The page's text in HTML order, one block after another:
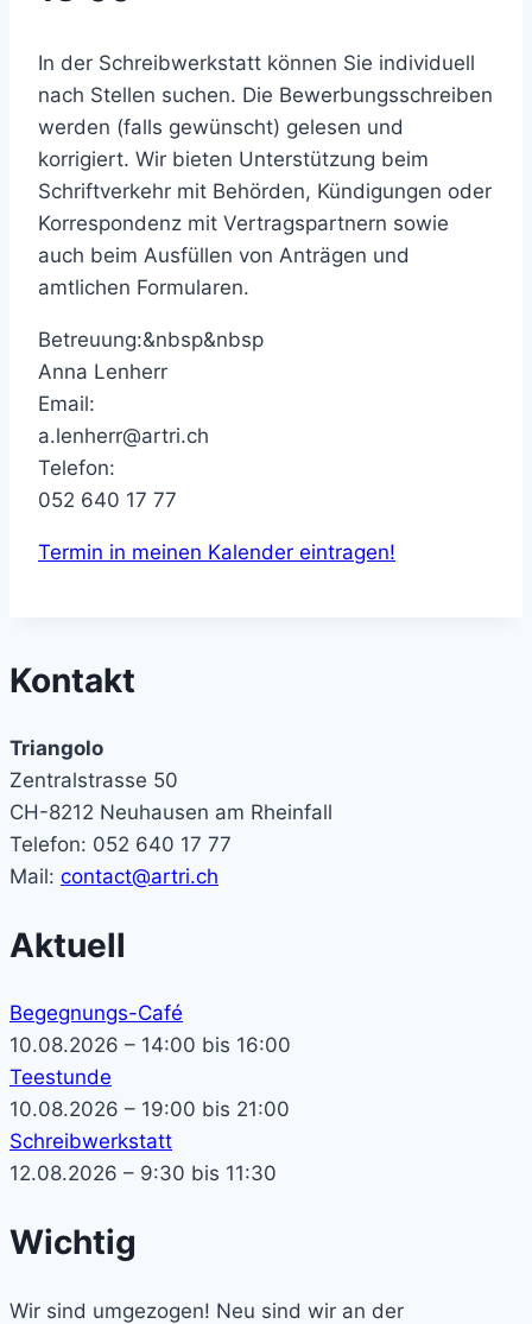
In der Schreibwerkstatt können Sie individuell
nach Stellen suchen. Die Bewerbungsschreiben
werden (falls gewünscht) gelesen und
korrigiert. Wir bieten Unterstützung beim
Schriftverkehr mit Behörden, Kündigungen oder
Korrespondenz mit Vertragspartnern sowie
auch beim Ausfüllen von Anträgen und
amtlichen Formularen.
Betreuung:&nbsp&nbsp
Anna Lenherr
Email:
a.lenherr@artri.ch
Telefon:
052 640 17 77
Termin in meinen Kalender eintragen!
Kontakt
Triangolo
Zentralstrasse 50
CH-8212 Neuhausen am Rheinfall
Telefon: 052 640 17 77
Mail: contact@artri.ch
Aktuell
Begegnungs-Café
10.08.2026 – 14:00 bis 16:00
Teestunde
10.08.2026 – 19:00 bis 21:00
Schreibwerkstatt
12.08.2026 – 9:30 bis 11:30
Wichtig
Wir sind umgezogen! Neu sind wir an der